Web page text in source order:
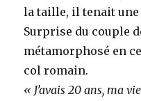
la taille, il tenait
Surprise du couple
métamorphosé en
col romain.
« J’avais 20 ans, ma